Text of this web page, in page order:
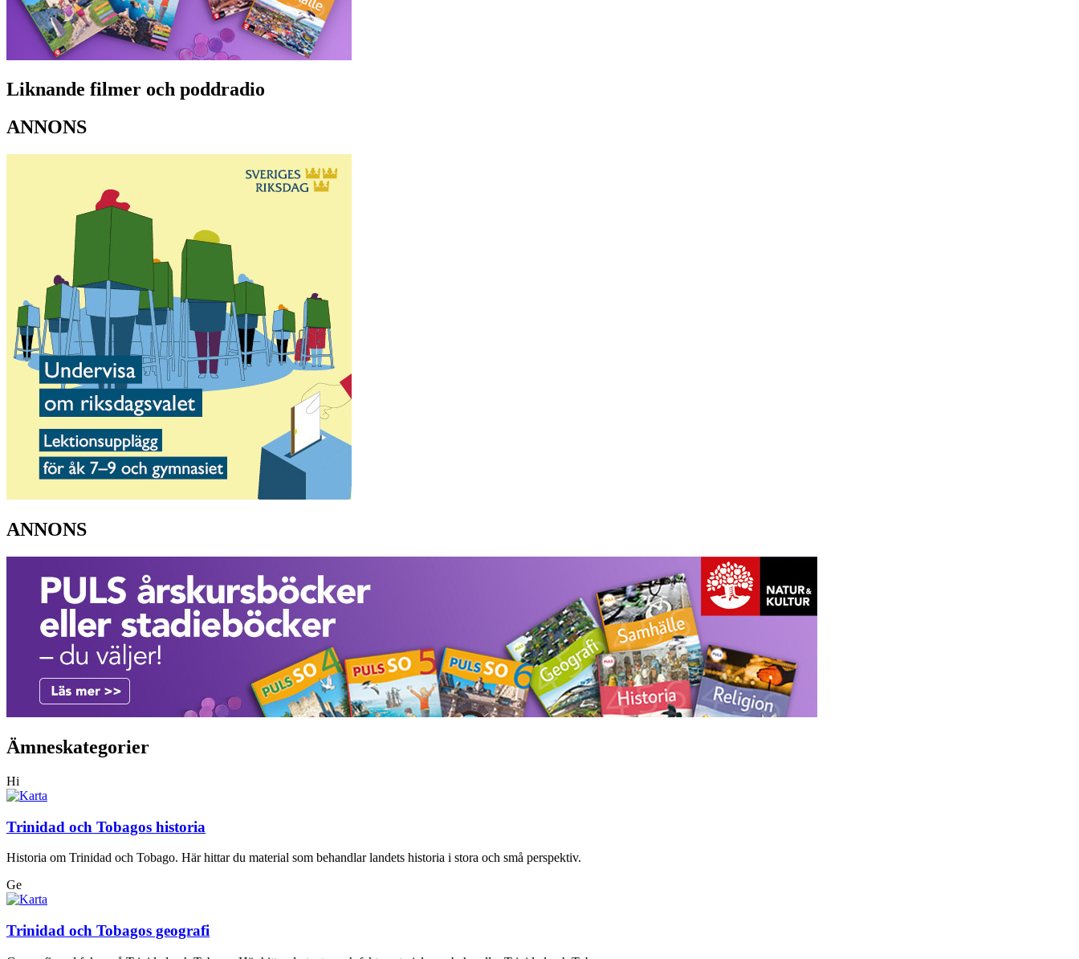
Liknande filmer och poddradio
ANNONS
ANNONS
Ämneskategorier
Hi
Trinidad och Tobagos historia
Historia om Trinidad och Tobago. Här hittar du material som behandlar landets historia i stora och små perspektiv.
Ge
Trinidad och Tobagos geografi